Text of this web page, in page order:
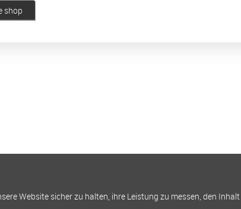
shop
Website sicher zu halten, ihre Leistung zu messen, den